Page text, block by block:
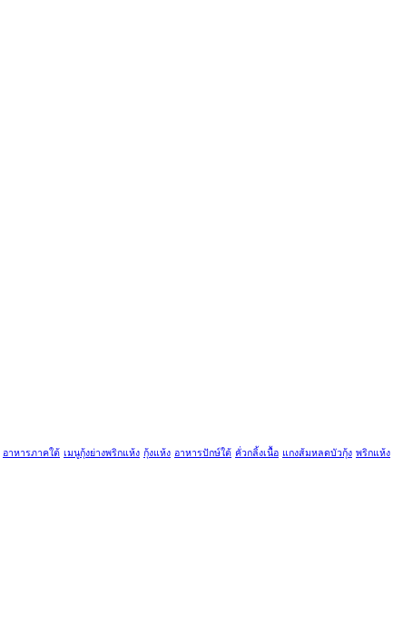
อาหารภาคใต้ เมนูกุ้งย่างพริกแห้ง กุ้งแห้ง อาหารปักษ์ใต้ คั่วกลิ้งเนื้อ แกงส้มหลดบัวกุ้ง พริกแห้ง